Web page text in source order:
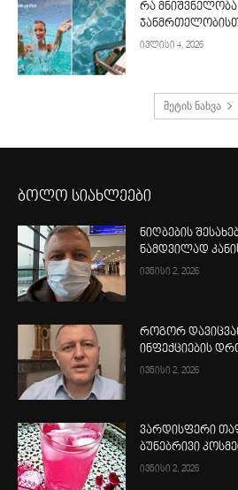
რა მნიშვნელობა
ივლისი 4, 2026
მეტის ნახვა
ბოლო სიახლეები
ნიღბების
ნამდვილად
ივნისი 2, 2026
როგორ
ინფექციების
ივნისი 2, 2026
ვარდისფერი
ბუნებრივი
ივნისი 2, 2026